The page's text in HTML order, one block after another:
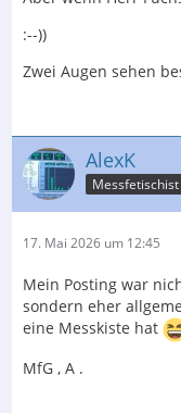
:--))
Zwei Augen sehen
AlexK
Messfetischist
17. Mai 2026 um 12:45
Mein Posting war
sondern eher
eine Messkiste hat
MfG , A .